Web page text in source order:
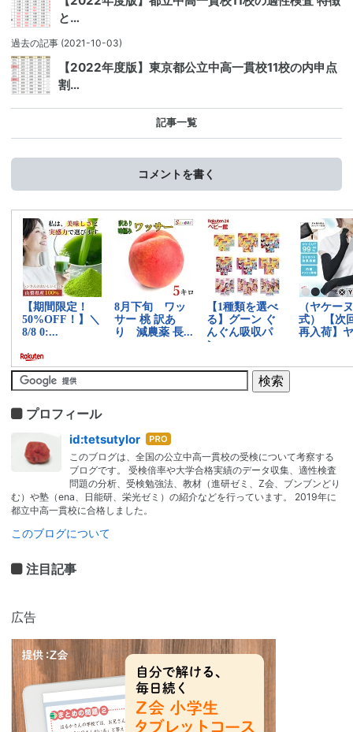
と…
過去の記事 (2021-10-03)
【2022年度版】東京都公立中高一貫校11校の内申点
割…
記事一覧
コメントを書く
プロフィール
id:tetsutylor はて
なブ
ログ
Pro
このブログは、全国の公立中高一貫校の受検について考察する
ブログです。 受検倍率や大学合格実績のデータ収集、適性検査
問題の分析、受検勉強法、教材（進研ゼミ、Z会、ブンブンどり
む）や塾（ena、日能研、栄光ゼミ）の紹介などを行っています。 2019年に
都立中高一貫校に合格しました。
このブログについて
注目記事
広告